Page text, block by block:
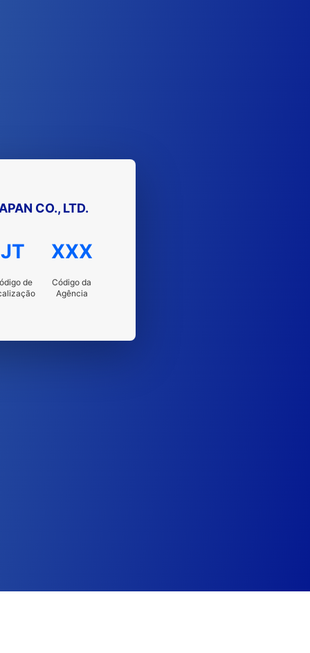
CO., LTD.
JT
de
XXX
Código da
Agência